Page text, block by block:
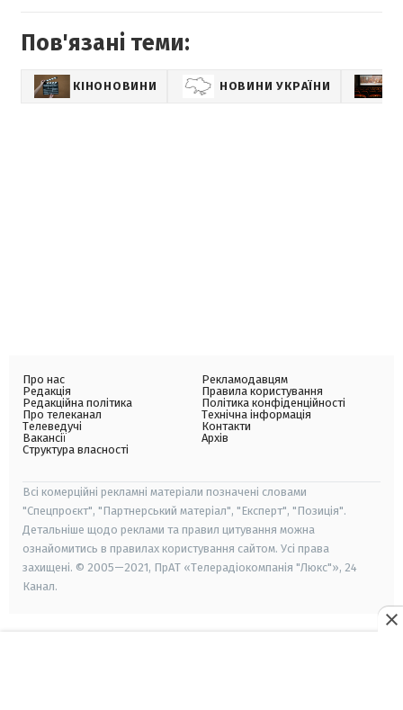
Пов'язані теми:
КІНОНОВИНИ НОВИНИ УКРАЇНИ
Про нас
Редакція
Редакційна політика
Про телеканал
Телеведучі
Вакансії
Структура власності
Рекламодавцям
Правила користування
Політика конфіденційності
Технічна інформація
Контакти
Архів
Всі комерційні рекламні матеріали позначені словами
"Спецпроєкт", "Партнерський матеріал", "Експерт", "Позиція".
Детальніше щодо реклами та правил цитування можна
ознайомитись в правилах користування сайтом. Усі права
захищені. © 2005—2021, ПрАТ «Телерадіокомпанія "Люкс"», 24
Канал.